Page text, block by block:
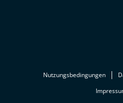
Nutzungsbedingungen